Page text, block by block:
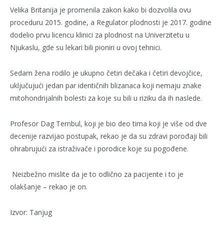
Velika Britanija je promenila zakon kako bi dozvolila ovu
proceduru 2015. godine, a Regulator plodnosti je 2017. godine
dodelio prvu licencu klinici za plodnost na Univerzitetu u
Njukaslu, gde su lekari bili pioniri u ovoj tehnici.
Sedam žena rodilo je ukupno četiri dečaka i četiri devojčice,
uključujući jedan par identičnih blizanaca koji nemaju znake
mitohondrijalnih bolesti za koje su bili u riziku da ih naslede.
Profesor Dag Ternbul, koji je bio deo tima koji je više od dve
decenije razvijao postupak, rekao je da su zdravi porođaji bili
ohrabrujući za istraživače i porodice koje su pogođene.
Neizbežno mislite da je to odlično za pacijente i to je
olakšanje – rekao je on.
Izvor: Tanjug